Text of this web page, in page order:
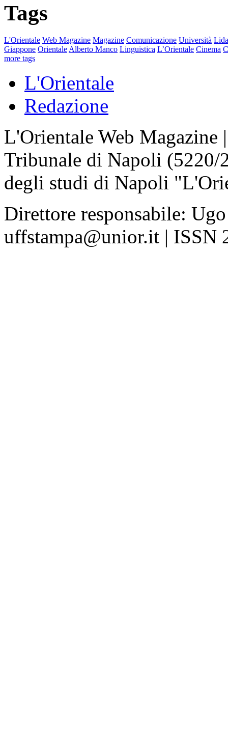
Tags
L'Orientale Web Magazine Magazine Comunicazione Università
Giappone Orientale Alberto Manco Linguistica L’Orientale Cinema
more tags
L'Orientale
Redazione
L'Orientale Web Magazine
Tribunale di Napoli
degli studi di Napoli
Direttore responsabile:
uffstampa@unior.it | ISSN